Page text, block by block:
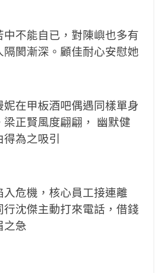
中不能自已，對陳嶼也多有
隔閡漸深。顧佳耐心安慰她
妮在甲板酒吧偶遇同樣單身
梁正賢風度翩翩， 幽默健
為之吸引
入危機，核心員工接連離
行沈傑主動打來電話，借錢
之急